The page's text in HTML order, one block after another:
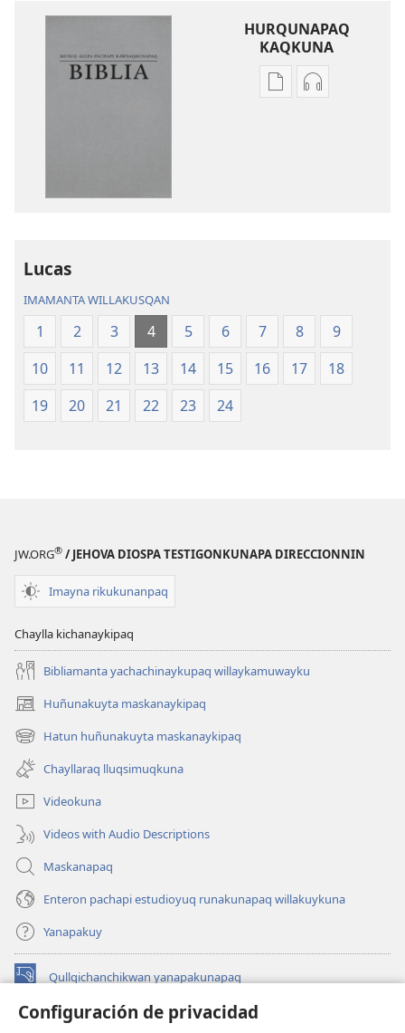
Configuración de privacidad
HURQUNAPAQ
KAQKUNA
Qillqakunata
Uyarinapaq
Lucas
IMAMANTA WILLAKUSQAN
1 2 3 4 5 6 7 8
9
10
11 12 13 14 15 16 17
18
19
20 21 22 23 24
JW.ORG® / JEHOVA DIOSPA TESTIGONKUNAPA DIRECCIONNIN
Imayna rikukunanpaq
Chaylla kichanaykipaq
Bibliamanta yachachinaykupaq willaykamuwayku
Huñunakuyta maskanaykipaq
(abre
una
nueva
ventana)
Hatun huñunakuyta maskanaykipaq
(abre
una
nueva
ventana)
Chayllaraq lluqsimuqkuna
Videokuna
Videos with Audio Descriptions
Maskanapaq
Enteron pachapi estudioyuq runakunapaq willakuykuna
Yanapakuy
Qullqichanchikwan yanapakunapaq
(abre
nueva INTERNETPI QILLQAKUNA Watchtower™